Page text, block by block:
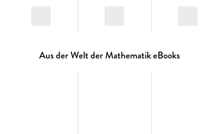
Aus der Welt der Mathematik eBooks